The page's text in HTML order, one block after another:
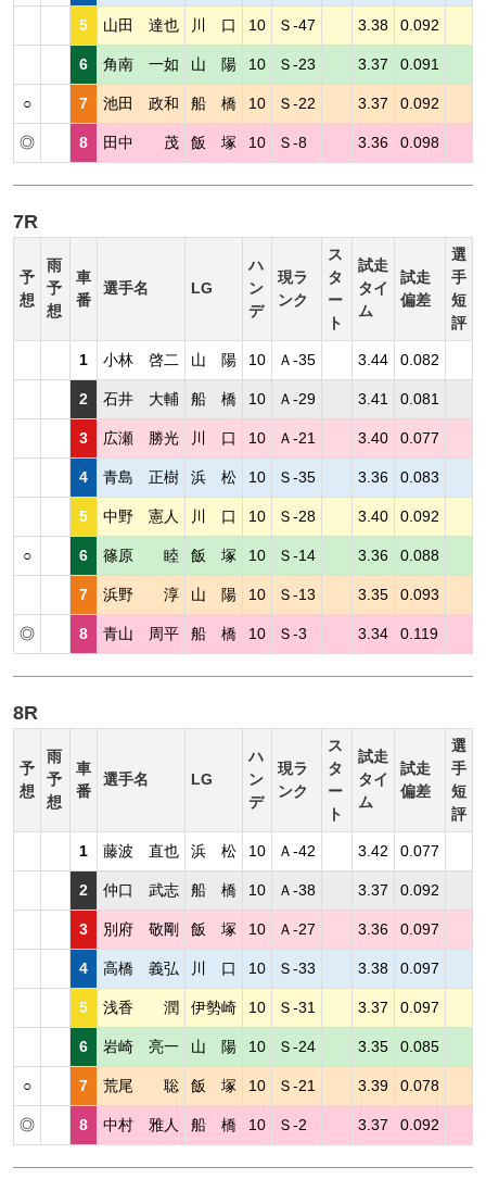
5 山田 達也 川 口 10 Ｓ-47 3.38 0.092
6 角南 一如 山 陽 10 Ｓ-23 3.37 0.091
○ 7 池田 政和 船 橋 10 Ｓ-22 3.37 0.092
◎ 8 田中 茂 飯 塚 10 Ｓ-8 3.36 0.098
7R
予
想
雨
予
想
車
番
選手名 LG
ハ
ン
デ
現ラ
ンク
ス
タ
ー
ト
試走
タイ
ム
試走
偏差
選
手
短
評
1 小林 啓二 山 陽 10 Ａ-35 3.44 0.082
2 石井 大輔 船 橋 10 Ａ-29 3.41 0.081
3 広瀬 勝光 川 口 10 Ａ-21 3.40 0.077
4 青島 正樹 浜 松 10 Ｓ-35 3.36 0.083
5 中野 憲人 川 口 10 Ｓ-28 3.40 0.092
○ 6 篠原 睦 飯 塚 10 Ｓ-14 3.36 0.088
7 浜野 淳 山 陽 10 Ｓ-13 3.35 0.093
◎ 8 青山 周平 船 橋 10 Ｓ-3 3.34 0.119
8R
予
想
雨
予
想
車
番
選手名 LG
ハ
ン
デ
現ラ
ンク
ス
タ
ー
ト
試走
タイ
ム
試走
偏差
選
手
短
評
1 藤波 直也 浜 松 10 Ａ-42 3.42 0.077
2 仲口 武志 船 橋 10 Ａ-38 3.37 0.092
3 別府 敬剛 飯 塚 10 Ａ-27 3.36 0.097
4 高橋 義弘 川 口 10 Ｓ-33 3.38 0.097
5 浅香 潤 伊勢崎 10 Ｓ-31 3.37 0.097
6 岩崎 亮一 山 陽 10 Ｓ-24 3.35 0.085
○ 7 荒尾 聡 飯 塚 10 Ｓ-21 3.39 0.078
◎ 8 中村 雅人 船 橋 10 Ｓ-2 3.37 0.092